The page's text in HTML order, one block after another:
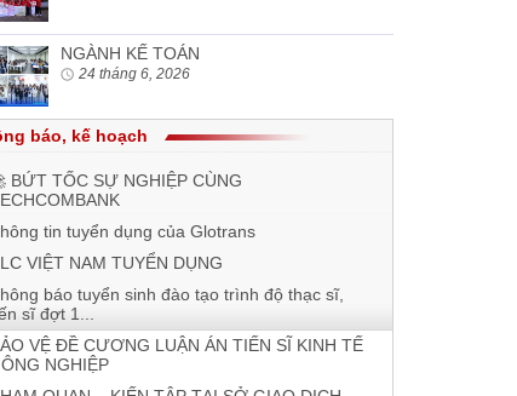
NGÀNH KẾ TOÁN
24 tháng 6, 2026
báo, kế hoạch
BỨT TỐC SỰ NGHIỆP CÙNG
tin tuyển dụng của Glotrans
VIỆT NAM TUYỂN DỤNG
báo tuyển sinh đào tạo trình độ thạc sĩ,
sĩ đợt 1...
VỆ ĐỀ CƯƠNG LUẬN ÁN TIẾN SĨ KINH TẾ
NGHIỆP